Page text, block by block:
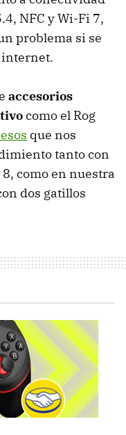
NFC y Wi-Fi 7,
problema si se
internet.
accesorios
como el Rog
que nos
tanto con
como en nuestra
dos gatillos